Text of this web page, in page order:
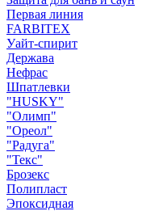
Первая линия
FARBITEX
Уайт-спирит
Держава
Нефрас
Шпатлевки
"HUSKY"
"Олимп"
"Ореол"
"Радуга"
"Текс"
Брозекс
Полипласт
Эпоксидная